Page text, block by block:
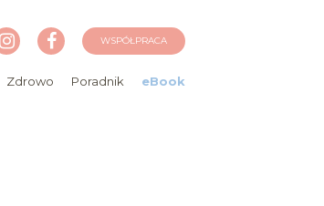
WSPÓŁPRACA
Zdrowo Poradnik eBook